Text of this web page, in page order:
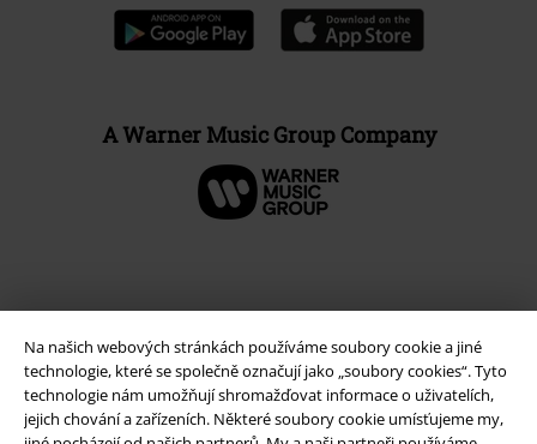
Na našich webových stránkách používáme soubory cookie a jiné
technologie, které se společně označují jako „soubory cookies“. Tyto
technologie nám umožňují shromažďovat informace o uživatelích,
jejich chování a zařízeních. Některé soubory cookie umísťujeme my,
A Warner Music Group Company